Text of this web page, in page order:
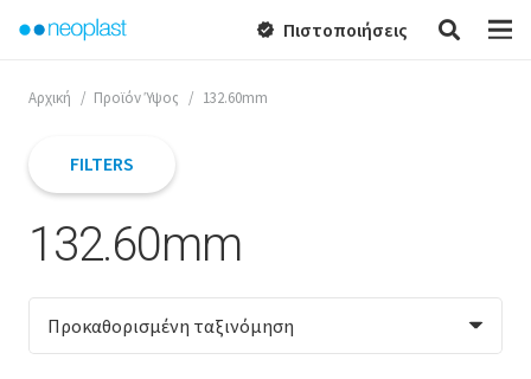
verified Πιστοποιήσεις
Αρχική / Προϊόν Ύψος / 132.60mm
132.60mm
FILTERS